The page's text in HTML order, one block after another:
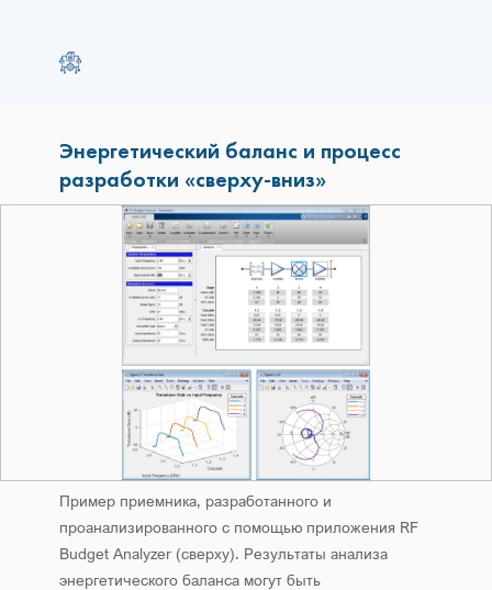
Энергетический баланс и процесс
разработки «сверху-вниз»
Пример приемника, разработанного и
проанализированного с помощью приложения RF
Budget Analyzer (сверху). Результаты анализа
энергетического баланса могут быть